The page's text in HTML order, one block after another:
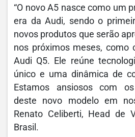
“O novo A5 nasce como um
era da Audi, sendo o
novos produtos que serão
nos próximos meses, como
Audi Q5. Ele reúne
único e uma dinâmica de
Estamos ansiosos com
deste novo modelo em
Renato Celiberti, Head de
Brasil.